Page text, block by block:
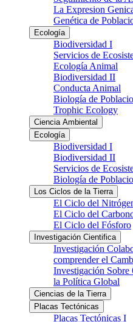
La Expresion
Genética de
Ecología
Biodiversidad I
Servicios de
Ecología Animal
Biodiversidad II
Conducta Animal
Biología de
Trophic Ecology
Ciencia Ambiental
Ecología
Biodiversidad I
Biodiversidad II
Servicios de
Biología de
Los Ciclos de la Tierra
El Ciclo del
El Ciclo del
El Ciclo del Fósforo
Investigación Cientifica
Investigación
comprender el
Investigación
la Política Global
Ciencias de la Tierra
Placas Tectónicas
Placas Tectónicas I